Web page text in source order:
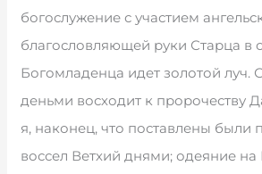
богослужение с участием
благословляющей руки Старца в
Богомладенца идет золотой луч.
деньми восходит к пророчеству
я, наконец, что поставлены были
воссел Ветхий днями; одеяние